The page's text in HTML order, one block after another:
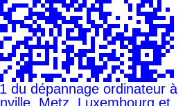
du dépannage ordinateur à
Metz, Luxembourg et